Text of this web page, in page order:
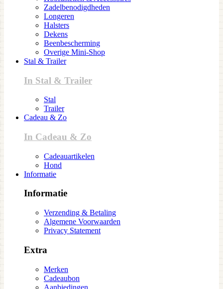
Zadelbenodigdheden
Longeren
Halsters
Dekens
Beenbescherming
Overige Mini-Shop
Stal & Trailer
In Stal & Trailer
Stal
Trailer
Cadeau & Zo
In Cadeau & Zo
Cadeauartikelen
Hond
Informatie
Informatie
Verzending & Betaling
Algemene Voorwaarden
Privacy Statement
Extra
Merken
Cadeaubon
Aanbiedingen